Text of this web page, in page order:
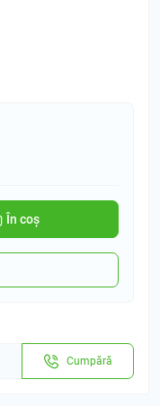
În coș
Cumpără